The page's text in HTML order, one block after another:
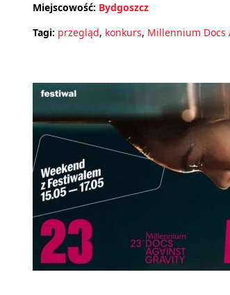
Miejscowość: Bydgoszcz
Tagi: przegląd, konkurs, Millennium Docs